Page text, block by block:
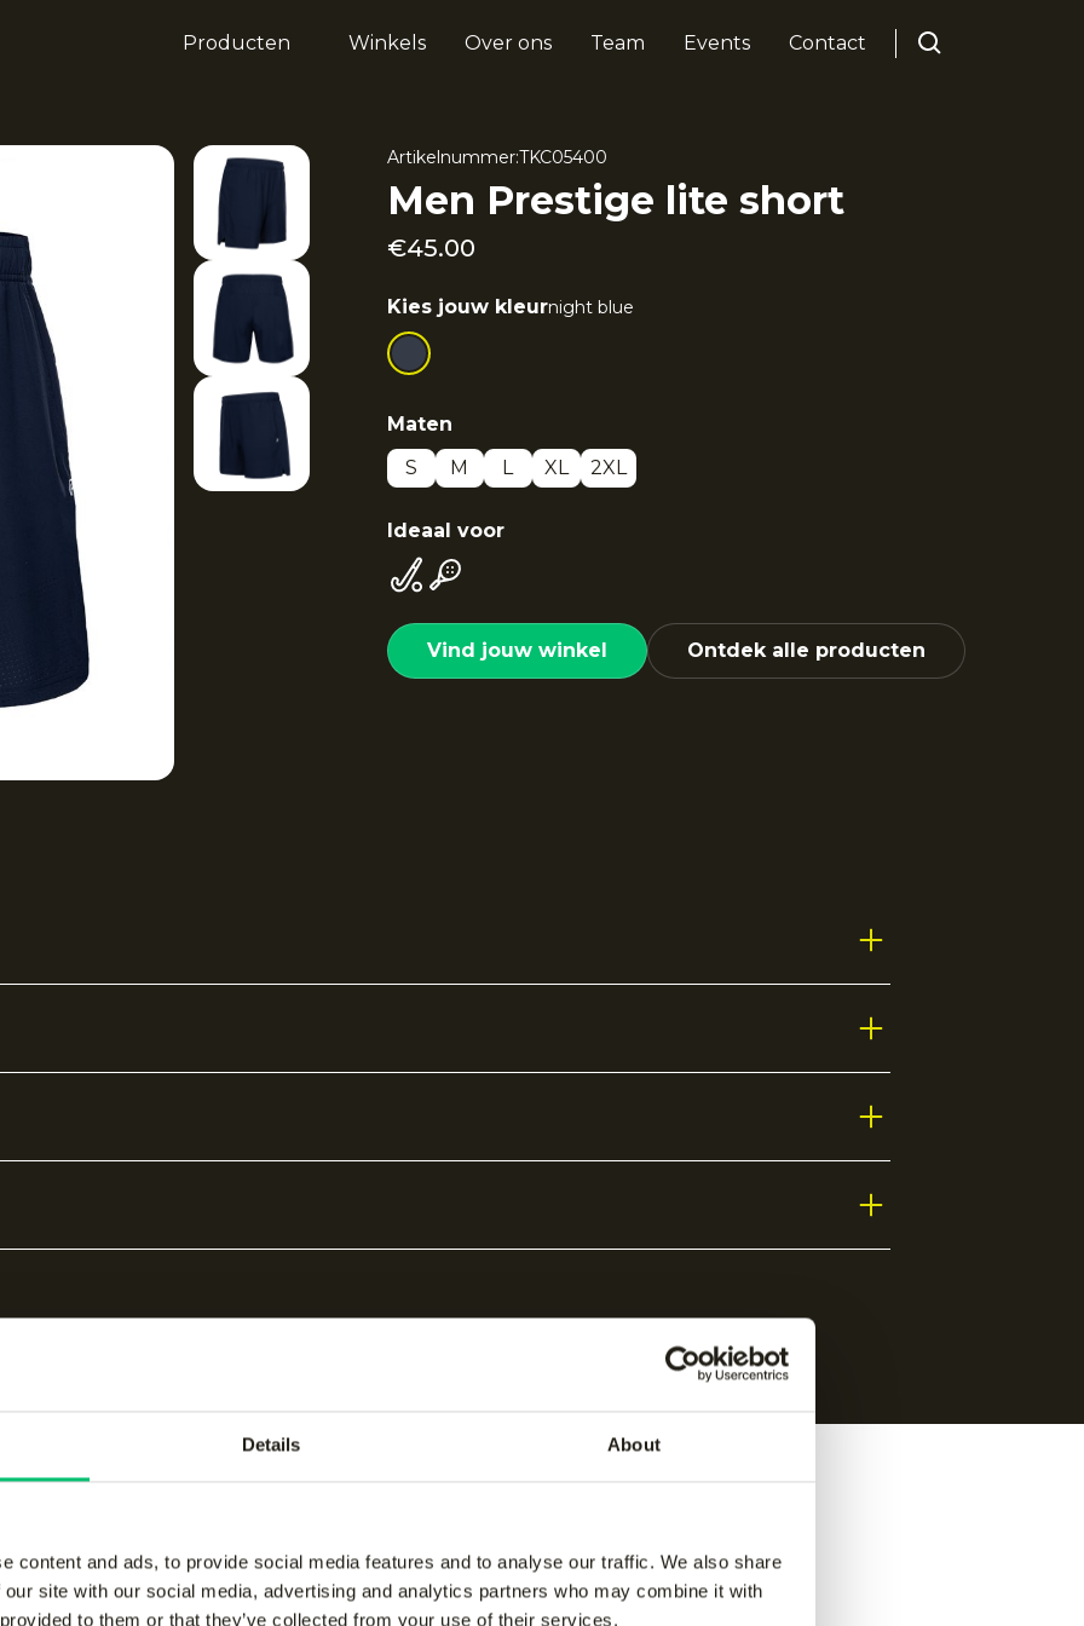
Details About
content and ads, to provide social media features and to analyse our traffic. We also share
site with our social media, advertising and analytics partners who may combine it with
to them or that they’ve collected from your use of their services.
Producten Winkels Over ons Team Events Contact
Artikelnummer:TKC05400
Men Prestige lite short
€45.00
Kies jouw kleurnight blue
Maten
S
M L XL 2XL
Ideaal voor
Vind jouw winkel Ontdek alle producten
kunt halen.
producten